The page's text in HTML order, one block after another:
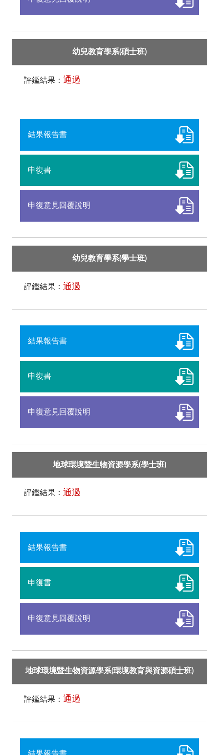
幼兒教育學系(碩士班)
評鑑結果： 通過
結果報告書
申復書
申復意見回覆說明
幼兒教育學系(學士班)
評鑑結果： 通過
結果報告書
申復書
申復意見回覆說明
地球環境暨生物資源學系(學士班)
評鑑結果： 通過
結果報告書
申復書
申復意見回覆說明
地球環境暨生物資源學系(環境教育與資源碩士班)
評鑑結果： 通過